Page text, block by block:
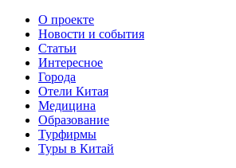
О проекте
Новости и события
Статьи
Интересное
Города
Отели Китая
Медицина
Образование
Турфирмы
Туры в Китай